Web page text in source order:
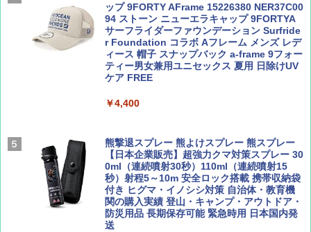
￥1,540
AIRLINE（エアライン）2026年9月号【特
集】ボーイング110周年を祝して！
￥1,760
パ
￥2,277
新しい日本地理 地図・統計・移動から読み
解く (講談社現代新書)
￥1,540
[キャンパーズコレクション 山善] 傘みたいに
広げるだけ パッとサッとテント ブラックコ
ーティング フルクローズ メッシュ 3-4人用
簡単設置 ポップアップテント エクルベージ
ュ(BC仕様) PATC-150B(EB)
￥9,990
[キャンパーズコレクション 山善] 傘みたいに
広げるだけ パッとサッとテント キューブワ
イド ブラックコーティング フルクローズ メ
ッシュ 4人用 簡単設置 ポップアップテント P
ATCW-150B エクルベージュ
￥-
ップ 9FORTY AFrame 15226380 NER37C00
94 ストーン ニューエラキャップ 9FORTYA
サーフライダーファウンデーション Surfride
r Foundation コラボ Aフレーム メンズ レデ
ィース 帽子 スナップバック a-frame 9フォー
ティー男女兼用ユニセックス 夏用 日除けUV
ケア FREE
￥4,400
熊撃退スプレー 熊よけスプレー 熊スプレー
【日本企業販売】超強力クマ対策スプレー 30
0ml（連続噴射30秒）110ml（連続噴射15
秒）射程5～10m 安全ロック搭載 携帯収納袋
付き ヒグマ・イノシシ対策 自治体・教育機
関の購入実績 登山・キャンプ・アウトドア・
防災用品 長期保存可能 緊急時用 日本国内発
送